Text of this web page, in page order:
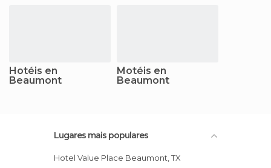
Hotéis en
Beaumont
Motéis en
Beaumont
Lugares mais populares
Hotel Value Place Beaumont, TX